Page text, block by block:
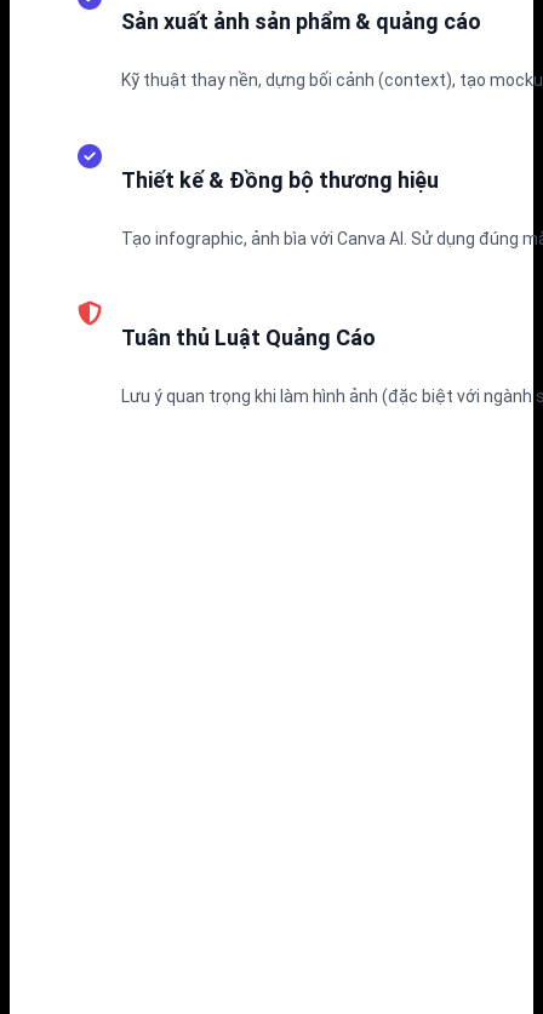
Sản xuất ảnh sản phẩm & quảng cáo
Kỹ thuật thay nền, dựng bối cảnh (context), tạo
Thiết kế & Đồng bộ thương hiệu
Tạo infographic, ảnh bìa với Canva AI. Sử dụng đúng
Tuân thủ Luật Quảng Cáo
Lưu ý quan trọng khi làm hình ảnh (đặc biệt với